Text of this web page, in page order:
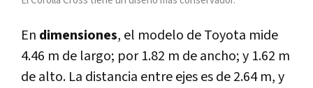
En dimensiones, el modelo de Toyota mide
4.46 m de largo; por 1.82 m de ancho; y 1.62 m
de alto. La distancia entre ejes es de 2.64 m, y